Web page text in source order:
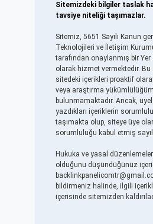
Sitemizdeki bilgiler taslak
tavsiye niteliği taşımazlar.
Sitemiz, 5651 Sayılı Kanun
Teknolojileri ve İletişim
tarafından onaylanmış bir Yer
olarak hizmet vermektedir. Bu
sitedeki içerikleri proaktif
veya araştırma
bulunmamaktadır. Ancak,
yazdıkları içeriklerin
taşımakta olup, siteye üye
sorumluluğu kabul etmiş
Hukuka ve yasal
olduğunu düşündüğünüz
bildirmeniz halinde, ilgili
içerisinde sitemizden